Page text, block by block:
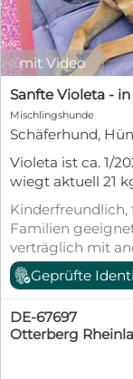
mit Video
Mischlingshunde
Schäferhund,
Violeta ist ca. 1/
wiegt aktuell 21
Belgischer
Cantinho da Milu
Deutschland
Vergangenheit:
zusammen mit
Situation der
Hunde waren in
selbst
Hunde. In der
untersucht,
Kinderfreundlich,
Familien
verträglich mit
Katzen, kastriert/
Heimtierausweis,
Tierschutzgesetz
Geprüfte
DE-67697
Otterberg